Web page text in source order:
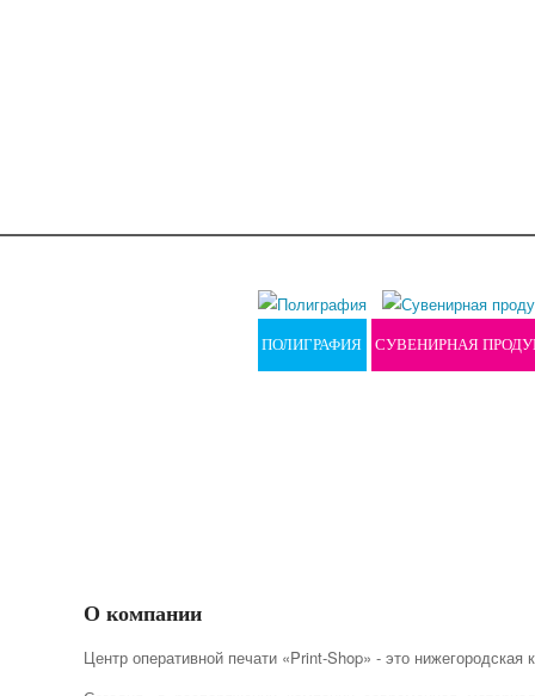
ПОЛИГРАФИЯ СУВЕНИРНАЯ
О компании
Центр оперативной печати «Print-Shop» - это